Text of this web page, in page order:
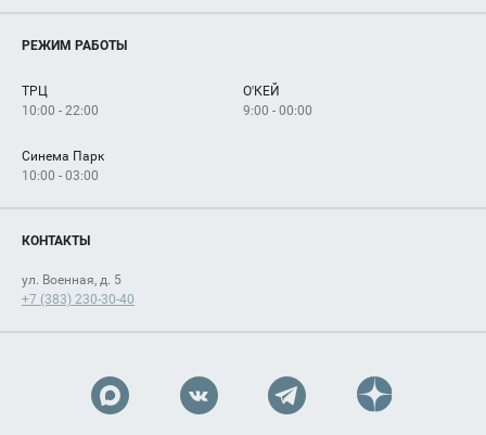
Магазины
Услуги
Рекламодателям
Как добраться
РЕЖИМ РАБОТЫ
ТРЦ
10:00 - 22:00
О'КЕЙ
9:00 - 00:00
Синема Парк
10:00 - 03:00
КОНТАКТЫ
ул. Военная, д. 5
+7 (383) 230-30-40